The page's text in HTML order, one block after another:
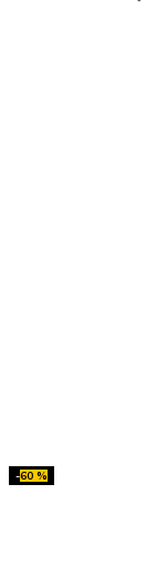
-60 %